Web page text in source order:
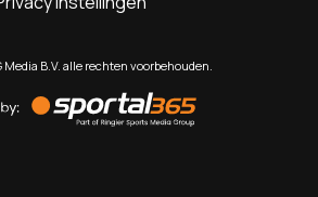
Media B.V. alle rechten voorbehouden.
by
Sportal365